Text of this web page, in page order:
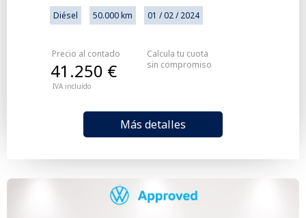
Diésel 50.000 km 01 / 02 / 2024
Precio al contado
IVA incluido
41.250 €
Más detalles
Calcula tu cuota
sin compromiso